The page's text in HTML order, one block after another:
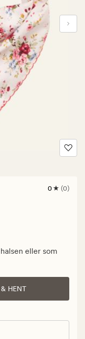
0
0 (0)
eller som
HENT